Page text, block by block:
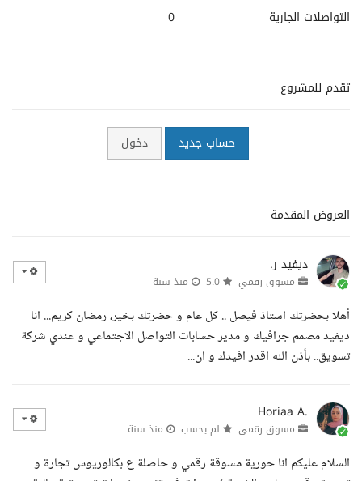
التواصلات الجارية
0
تقدم للمشروع
حساب جديد دخول
العروض المقدمة
ديفيد ر.
مسوق رقمي منذ سنة
أهلا بحضرتك استاذ فيصل .. كل عام و حضرتك بخير، رمضان كريم... انا
ديفيد مصمم جرافيك و مدير حسابات التواصل الاجتماعي و عندي شركة
تسويق.. بأذن الله اقدر افيدك و ان...
Horiaa A.
مسوق رقمي لم يحسب منذ سنة
السلام عليكم انا حورية مسوقة رقمي و حاصلة ع بكالوريوس تجارة و